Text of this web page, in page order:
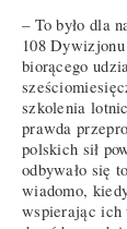
– To było dla
108
biorącego
szkolenia
prawda
polskich sił
odbywało się
wiadomo,
wspierając ich